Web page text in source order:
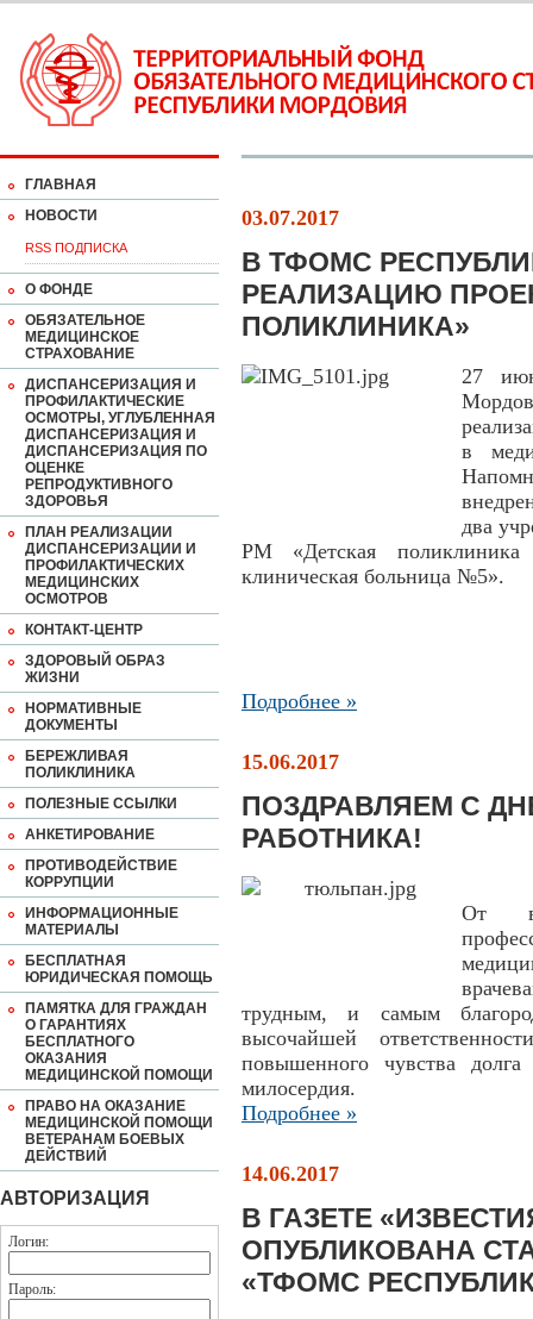
ГЛАВНАЯ
НОВОСТИ
RSS ПОДПИСКА
О ФОНДЕ
ОБЯЗАТЕЛЬНОЕ
МЕДИЦИНСКОЕ
СТРАХОВАНИЕ
ДИСПАНСЕРИЗАЦИЯ И
ПРОФИЛАКТИЧЕСКИЕ
ОСМОТРЫ, УГЛУБЛЕННАЯ
ДИСПАНСЕРИЗАЦИЯ И
ДИСПАНСЕРИЗАЦИЯ ПО
ОЦЕНКЕ
РЕПРОДУКТИВНОГО
ЗДОРОВЬЯ
ПЛАН РЕАЛИЗАЦИИ
ДИСПАНСЕРИЗАЦИИ И
ПРОФИЛАКТИЧЕСКИХ
МЕДИЦИНСКИХ
ОСМОТРОВ
КОНТАКТ-ЦЕНТР
ЗДОРОВЫЙ ОБРАЗ
ЖИЗНИ
НОРМАТИВНЫЕ
ДОКУМЕНТЫ
БЕРЕЖЛИВАЯ
ПОЛИКЛИНИКА
ПОЛЕЗНЫЕ ССЫЛКИ
АНКЕТИРОВАНИЕ
ПРОТИВОДЕЙСТВИЕ
КОРРУПЦИИ
ИНФОРМАЦИОННЫЕ
МАТЕРИАЛЫ
БЕСПЛАТНАЯ
ЮРИДИЧЕСКАЯ ПОМОЩЬ
ПАМЯТКА ДЛЯ ГРАЖДАН
О ГАРАНТИЯХ
БЕСПЛАТНОГО
ОКАЗАНИЯ
МЕДИЦИНСКОЙ ПОМОЩИ
ПРАВО НА ОКАЗАНИЕ
МЕДИЦИНСКОЙ ПОМОЩИ
ВЕТЕРАНАМ БОЕВЫХ
ДЕЙСТВИЙ
АВТОРИЗАЦИЯ
Логин:
Пароль:
03.07.2017
В ТФОМС
РЕАЛИЗАЦИЮ
ПОЛИКЛИНИКА»
27
в
два
РМ «Детская
клиническая больница №5».
Подробнее »
15.06.2017
ПОЗДРАВЛЯЕМ С
РАБОТНИКА!
От
трудным, и самым
высочайшей
повышенного чувства
милосердия.
Подробнее »
14.06.2017
В ГАЗЕТЕ
ОПУБЛИКОВАНА
«ТФОМС